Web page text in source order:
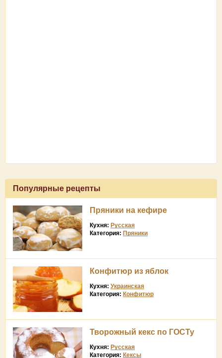
Популярные рецепты
Пряники на кефире
Кухня: Русская
Категория: Пряники
Конфитюр из яблок
Кухня: Украинская
Категория: Конфитюр
Творожный кекс по ГОСТу
Кухня: Русская
Категория: Кексы